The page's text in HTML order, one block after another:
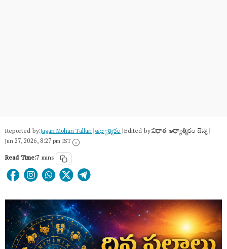
Reported by:Jagan Mohan Talluri|ఆధ్యాత్మికం|Edited by:విధాత ఆధ్యాత్మికం డెస్క్|
Jun 27, 2026, 8:27 pm IST
Read Time:7 mins